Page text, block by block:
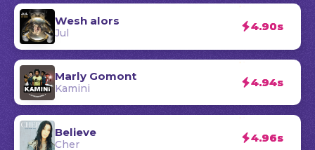
Wesh alors
Jul 4.90s
Marly Gomont
Kamini 4.94s
Believe
Cher 4.96s